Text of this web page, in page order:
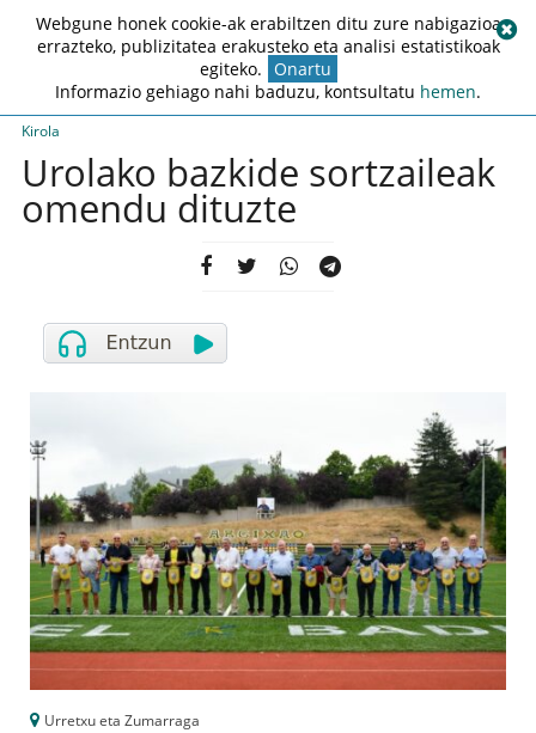
Kirola
Urolako bazkide sortzaileak
omendu dituzte
Urretxu eta Zumarraga
Webgune honek cookie-ak erabiltzen ditu zure nabigazioa
errazteko, publizitatea erakusteko eta analisi estatistikoak
egiteko. Onartu
Informazio gehiago nahi baduzu, kontsultatu hemen.